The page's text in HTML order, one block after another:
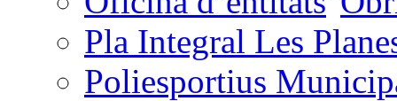
Pla Integral Les
Poliesportius